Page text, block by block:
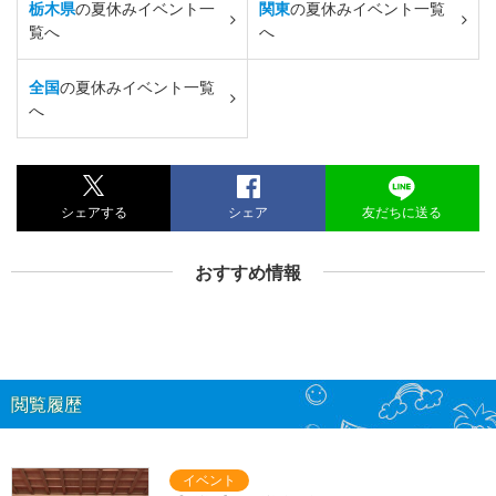
栃木県の夏休みイベント一
覧へ
関東の夏休みイベント一覧
へ
全国の夏休みイベント一覧
へ
シェアする シェア 友だちに送る
おすすめ情報
閲覧履歴